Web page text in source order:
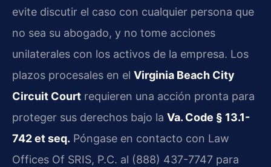
evite discutir el caso con cualquier persona que
no sea su abogado, y no tome acciones
unilaterales con los activos de la empresa. Los
plazos procesales en el Virginia Beach City
Circuit Court requieren una acción pronta para
proteger sus derechos bajo la Va. Code § 13.1-
742 et seq. Póngase en contacto con Law
Offices Of SRIS, P.C. al (888) 437-7747 para